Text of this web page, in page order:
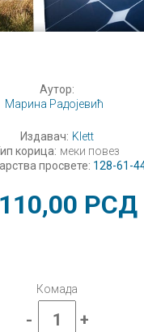
Аутор:
Марина Радојевић
Издавач: Klett
корица: меки повез
просвете: 128-61-
РСД
Комада
-
Физика
+